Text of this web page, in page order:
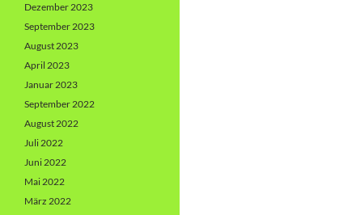
Dezember 2023
September 2023
August 2023
April 2023
Januar 2023
September 2022
August 2022
Juli 2022
Juni 2022
Mai 2022
März 2022